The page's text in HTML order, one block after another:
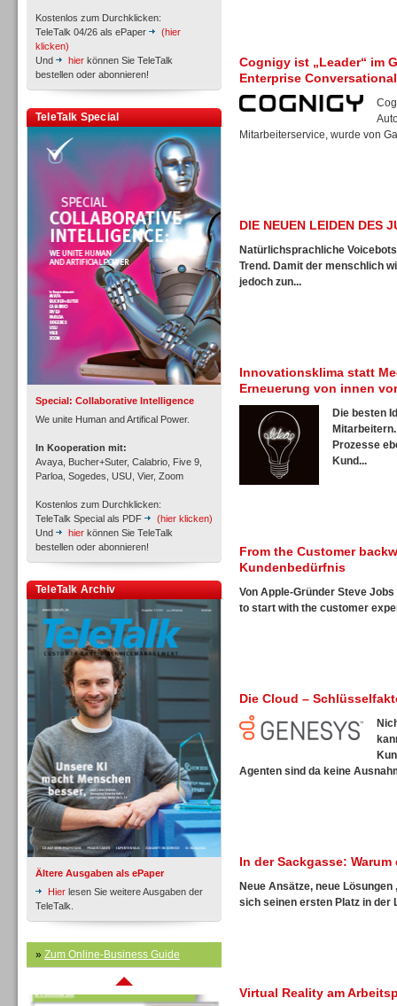
Kostenlos zum Durchklicken:
TeleTalk 04/26 als ePaper
(hier
klicken)
Und
hier können Sie TeleTalk
bestellen oder abonnieren!
TeleTalk Special
Special: Collaborative Intelligence
We unite Human and Artifical Power.
In Kooperation mit:
Avaya, Bucher+Suter, Calabrio, Five 9,
Parloa, Sogedes, USU, Vier, Zoom
Kostenlos zum Durchklicken:
TeleTalk Special als PDF
(hier klicken)
Und
hier können Sie TeleTalk
bestellen oder abonnieren!
TeleTalk Archiv
Ältere Ausgaben als ePaper
Hier lesen Sie weitere Ausgaben der
TeleTalk.
» Zum Online-Business Guide
Personal
Inbound
Inbound
Inbound
Inbound
Cognigy ist „Leader“ im
Enterprise
Mitarbeiterservice, wurde von
DIE NEUEN LEIDEN DES
Natürlichsprachliche
Trend. Damit der menschlich
jedoch zun...
Innovationsklima statt
Erneuerung von innen
Die besten
Prozesse
Kund...
From the Customer
Kundenbedürfnis
Von Apple-Gründer Steve
to start with the customer
Die Cloud –
Agenten sind da keine
In der Sackgasse:
Neue Ansätze, neue Lösungen
sich seinen ersten Platz in der
Virtual Reality am